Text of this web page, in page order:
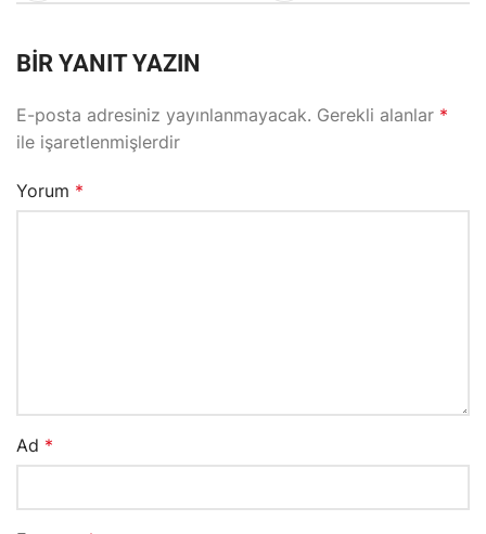
BIR YANIT YAZIN
E-posta adresiniz yayınlanmayacak. Gerekli alanlar *
ile işaretlenmişlerdir
Yorum *
Ad *